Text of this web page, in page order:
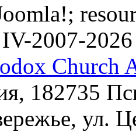
2007-2026
Church
182735
ул.